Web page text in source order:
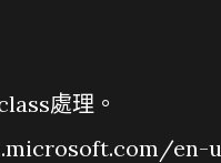
處理。